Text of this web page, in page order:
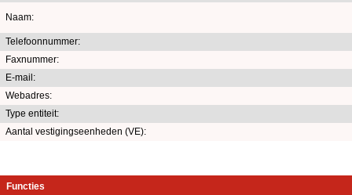
Naam:
Telefoonnummer:
Faxnummer:
E-mail:
Webadres:
Type entiteit:
Aantal vestigingseenheden (VE):
Functies